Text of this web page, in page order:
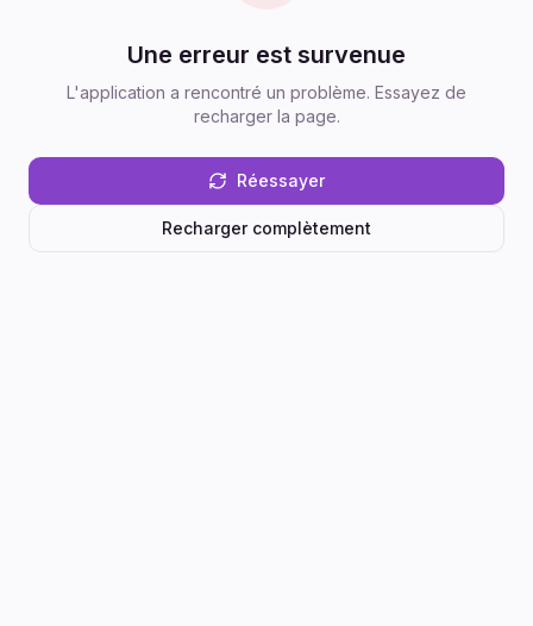
Une erreur est survenue
L'application a rencontré un problème. Essayez de
recharger la page.
Réessayer
Recharger complètement